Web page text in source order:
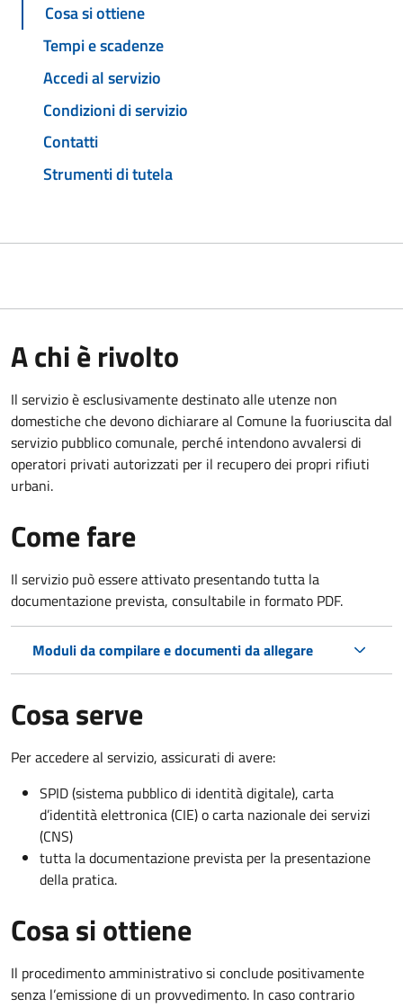
Cosa si ottiene
Tempi e scadenze
Accedi al servizio
Condizioni di servizio
Contatti
Strumenti di tutela
A chi è rivolto
Il servizio è esclusivamente destinato alle utenze non
domestiche che devono dichiarare al Comune la fuoriuscita dal
servizio pubblico comunale, perché intendono avvalersi di
operatori privati autorizzati per il recupero dei propri rifiuti
urbani.
Come fare
Il servizio può essere attivato presentando tutta la
documentazione prevista, consultabile in formato PDF.
Moduli da compilare e documenti da allegare
Cosa serve
Per accedere al servizio, assicurati di avere:
SPID (sistema pubblico di identità digitale), carta
d’identità elettronica (CIE) o carta nazionale dei servizi
(CNS)
tutta la documentazione prevista per la presentazione
della pratica.
Cosa si ottiene
Il procedimento amministrativo si conclude positivamente
senza l’emissione di un provvedimento. In caso contrario